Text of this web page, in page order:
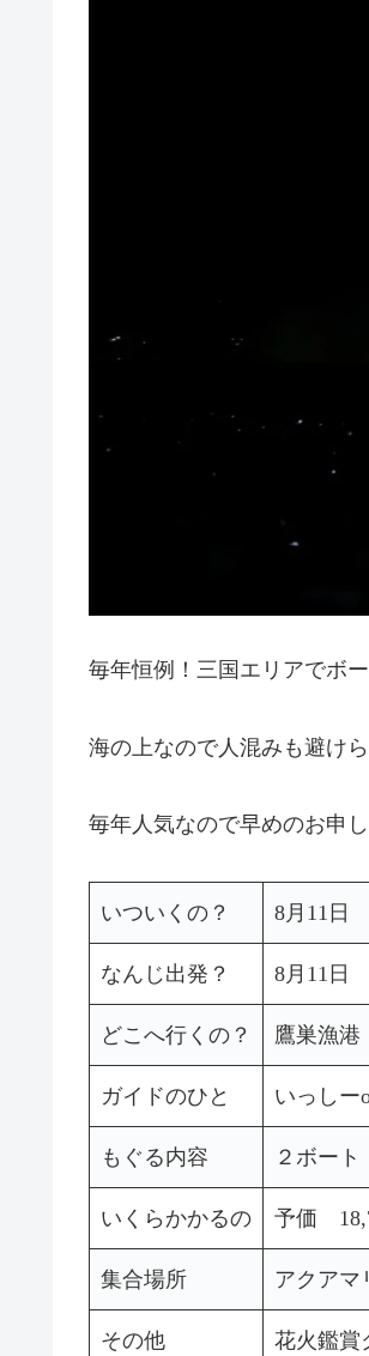
毎年恒例！三国エリアでボ
海の上なので人混みも避け
毎年人気なので早めのお申し
いついくの？ 8月11日
なんじ出発？ 8月11日
どこへ行くの？ 鷹巣漁港
ガイドのひと いっしー
もぐる内容 ２ボート
いくらかかるの 予価
集合場所 アクアマ
その他 花火鑑賞